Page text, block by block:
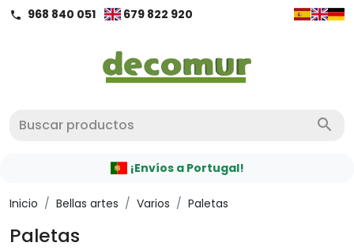
call 968 840 051 679 822 920
search
¡Envíos a Portugal!
Inicio / Bellas artes / Varios / Paletas
Paletas